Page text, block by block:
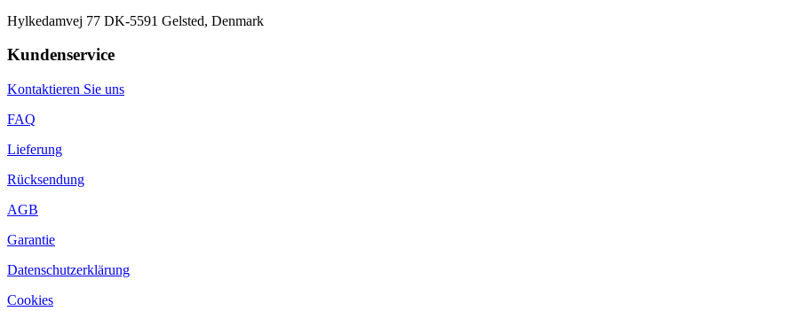
Hylkedamvej 77 DK-5591 Gelsted, Denmark
Kundenservice
Kontaktieren Sie uns
FAQ
Lieferung
Rücksendung
AGB
Garantie
Datenschutzerklärung
Cookies